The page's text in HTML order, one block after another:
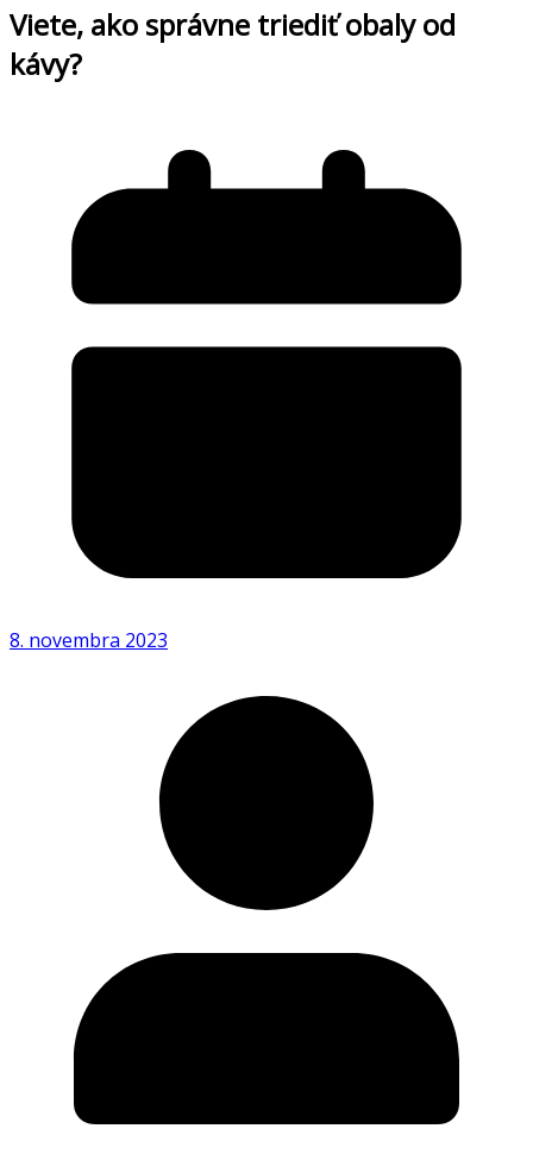
Viete, ako správne triediť obaly od
kávy?
8. novembra 2023